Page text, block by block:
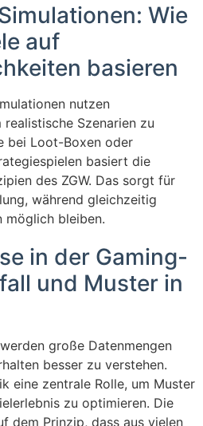
Wie
auf
basieren
nutzen
realistische Szenarien zu
bei Loot-Boxen oder
basiert die
des ZGW. Das sorgt für
während gleichzeitig
möglich bleiben.
in der Gaming-
und Muster in
große Datenmengen
besser zu verstehen.
eine zentrale Rolle, um Muster
zu optimieren. Die
dem Prinzip, dass aus vielen